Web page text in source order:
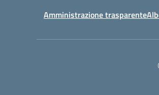
Amministrazione trasparente